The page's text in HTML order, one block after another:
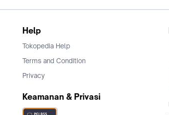
Help
Tokopedia Help
Terms and Condition
Privacy
Keamanan & Privasi